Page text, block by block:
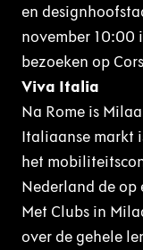
en
november 10:00
bezoeken op
Viva Italia
Na Rome is
Italiaanse markt
het
Nederland de op
Met Clubs in
over de gehele